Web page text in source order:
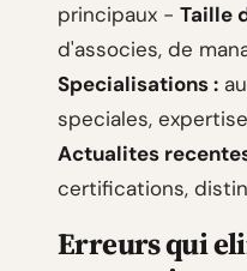
principaux - Taille
d'associes, de
Specialisations :
speciales,
Actualites
certifications,
Erreurs qui